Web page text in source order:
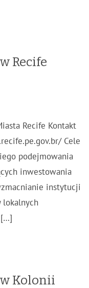
Recife
Recife Kontakt
Cele
podejmowania
inwestowania
instytucji
lokalnych
[…]
Kolonii